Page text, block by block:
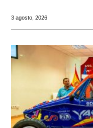
3 agosto, 2026